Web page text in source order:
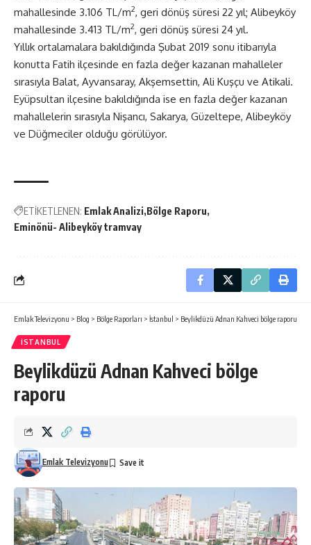
mahallesinde 3.106 TL/m2, geri dönüş süresi 22 yıl; Alibeyköy
mahallesinde 3.413 TL/m2, geri dönüş süresi 24 yıl.
Yıllık ortalamalara bakıldığında Şubat 2019 sonu itibarıyla
konutta Fatih ilçesinde en fazla değer kazanan mahalleler
sırasıyla Balat, Ayvansaray, Akşemsettin, Ali Kuşçu ve Atikali.
Eyüpsultan ilçesine bakıldığında ise en fazla değer kazanan
mahallelerin sırasıyla Nişancı, Sakarya, Güzeltepe, Alibeyköy
ve Düğmeciler olduğu görülüyor.
ETİKETLENEN: Emlak Analizi Bölge Raporu
Eminönü- Alibeyköy tramvay
Emlak Televizyonu > Blog > Bölge Raporları > İstanbul > Beylikdüzü Adnan Kahveci bölge raporu
İSTANBUL
Beylikdüzü Adnan Kahveci bölge
raporu
Emlak Televizyonu